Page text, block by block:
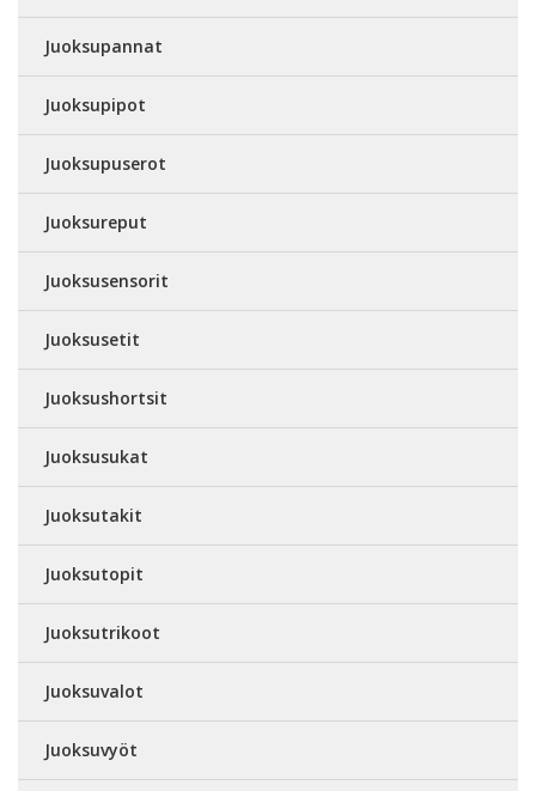
Juoksupannat
Juoksupipot
Juoksupuserot
Juoksureput
Juoksusensorit
Juoksusetit
Juoksushortsit
Juoksusukat
Juoksutakit
Juoksutopit
Juoksutrikoot
Juoksuvalot
Juoksuvyöt